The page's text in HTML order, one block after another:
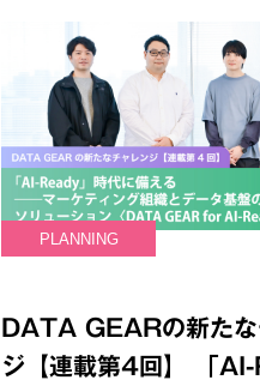
PLANNING
DATA GEARの新たな
ジ【連載第4回】 「